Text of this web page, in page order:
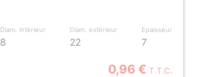
Diam. intérieur
8
Diam. extérieur
22
Epaisseur
7
0,96 € T.T.C.